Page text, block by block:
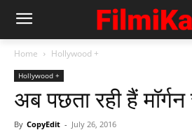
Home Hollywood +
Hollywood +
अब पछता रही हैं मॉर्गन
By CopyEdit - July 26, 2016